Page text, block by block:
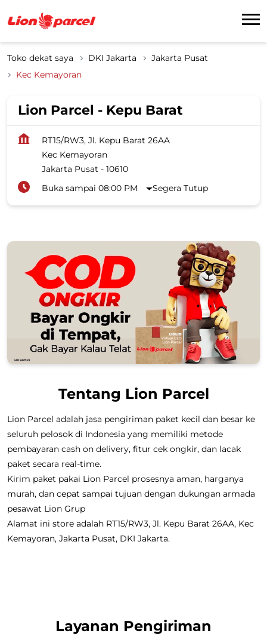
Toko dekat saya DKI Jakarta
Jakarta Pusat
Kec Kemayoran
Lion Parcel - Kepu Barat
RT15/RW3, Jl. Kepu Barat 26AA
Kec Kemayoran
Jakarta Pusat - 10610
Buka sampai 08:00 PM
Segera Tutup
Tentang Lion Parcel
Lion Parcel adalah jasa pengiriman paket kecil dan besar ke
seluruh pelosok di Indonesia yang memiliki metode
pembayaran cash on delivery, fitur cek ongkir, dan lacak
paket secara real-time.
Kirim paket pakai Lion Parcel prosesnya aman, harganya
murah, dan cepat sampai tujuan dengan dukungan armada
pesawat Lion Grup
Alamat ini store adalah RT15/RW3, Jl. Kepu Barat 26AA, Kec
Kemayoran, Jakarta Pusat, DKI Jakarta.
Layanan Pengiriman